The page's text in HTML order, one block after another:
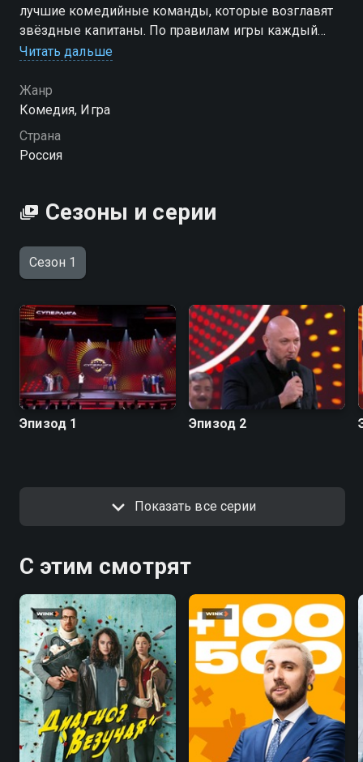
лучшие комедийные команды, которые возглавят
звёздные капитаны. По правилам игры каждый
выпуск комик-труппы выбирают звезду, с которой
девяти выпусков определяются три лучшие
команды, которые в финале вступают в борьбу за
чемпионский пояс. Оценивать комиков с помощью
системы программируемых LED-стиков будет
Читать дальше
Жанр
Комедия, Игра
Страна
Россия
Сезоны и серии
Сезон 1
Эпизод 1 Эпизод 2
Показать все серии
С этим смотрят